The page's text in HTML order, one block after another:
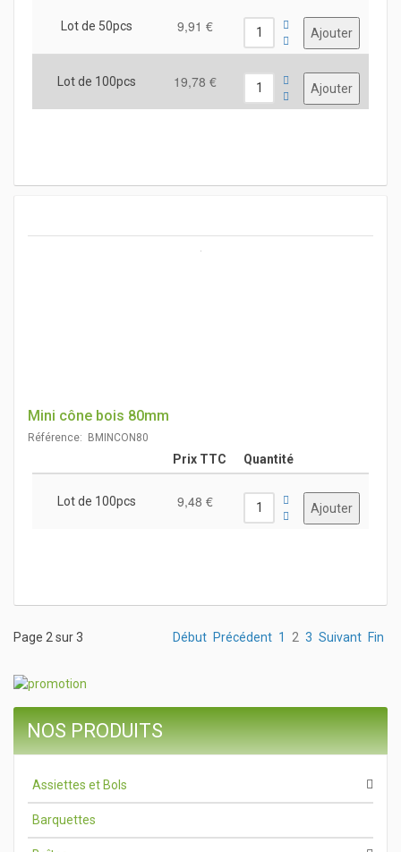
Lot de 50pcs 9,91 €
Lot de 100pcs 19,78 €
Mini cône bois 80mm
Référence: BMINCON80
Prix TTC Quantité
Lot de 100pcs 9,48 €
Début Précédent 1 2 3 Suivant Fin
Page 2 sur 3
NOS PRODUITS
Assiettes et Bols
Barquettes